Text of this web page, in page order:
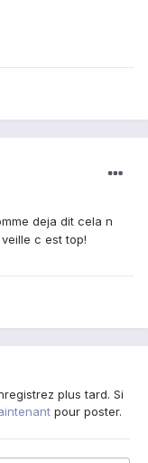
deja dit cela n
c est top!
plus tard. Si
pour poster.